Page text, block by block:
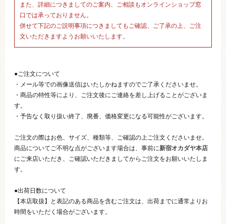
また、詳細につきましてのご案内、ご相談もオンラインショップ窓
口では承っておりません。
併せて下記のご説明事項につきましてもご確認、ご了承の上、ご注
文いただきますようお願いいたします。
●ご注文について
・メール等での画像送信はいたしかねますのでご了承くださいませ。
・商品の特性等により、ご注文後にご連絡を差し上げることがございま
す。
・予告なく取り扱い終了、廃番、価格変更になる可能性がございます。
ご注文の際はお色、サイズ、種類等、ご確認の上ご注文くださいませ。
商品についてご不明な点がございます場合は、事前に新宿オカダヤ本店
にご来店いただき、ご確認いただきましてからご注文をお願いいたしま
す。
●出荷日数について
【本店取扱】と表記のある商品を含むご注文は、出荷までに通常よりお
時間をいただく場合がございます。